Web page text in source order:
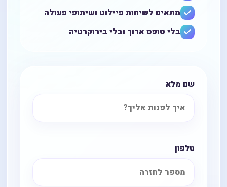
מתאים לשיחות פיילוט ושיתופי פעולה
בלי טופס ארוך ובלי בירוקרטיה
שם מלא
טלפון